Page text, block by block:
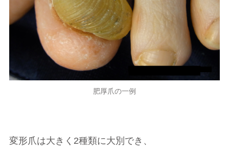
肥厚爪の一例
変形爪は大きく2種類に大別でき、